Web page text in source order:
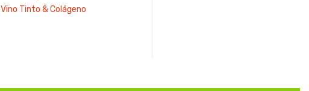
Vino Tinto & Colágeno